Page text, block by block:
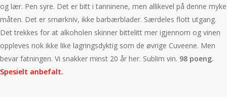
og lær. Pen syre. Det er bitt i tanninene, men allikevel på denne myke
måten. Det er smørkniv, ikke barbærblader. Særdeles flott utgang.
Det trekkes for at alkoholen skinner bittelitt mer igjennom og vinen
oppleves nok ikke like lagringsdyktig som de øvrige Cuveene. Men
bevar fatningen. Vi snakker minst 20 år her. Sublim vin. 98 poeng.
Spesielt anbefalt.